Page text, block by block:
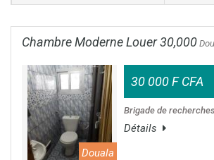
Chambre Moderne Louer 30,000
Douala
30 000 F CFA
Brigade de
Détails